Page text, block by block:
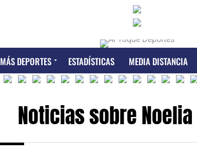
MÁS DEPORTES ESTADÍSTICAS MEDIA DISTANCIA
Noticias sobre